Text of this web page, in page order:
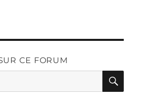
CE FORUM